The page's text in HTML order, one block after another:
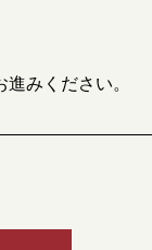
みください。